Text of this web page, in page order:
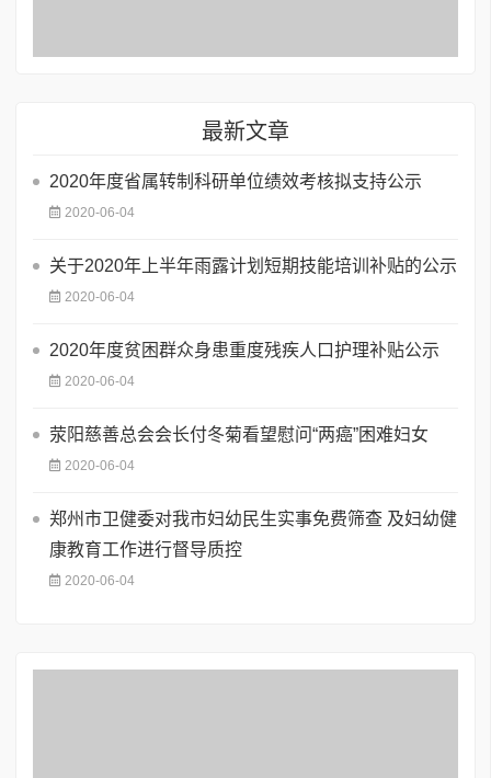
最新文章
2020年度省属转制科研单位绩效考核拟支持公示
2020-06-04
关于2020年上半年雨露计划短期技能培训补贴的公示
2020-06-04
2020年度贫困群众身患重度残疾人口护理补贴公示
2020-06-04
荥阳慈善总会会长付冬菊看望慰问“两癌”困难妇女
2020-06-04
郑州市卫健委对我市妇幼民生实事免费筛查 及妇幼健
康教育工作进行督导质控
2020-06-04